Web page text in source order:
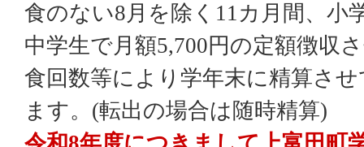
食のない8月を除く11カ月間、小
中学生で月額5,700円の定額徴収
食回数等により学年末に精算さ
ます。 (転出の場合は随時精算)